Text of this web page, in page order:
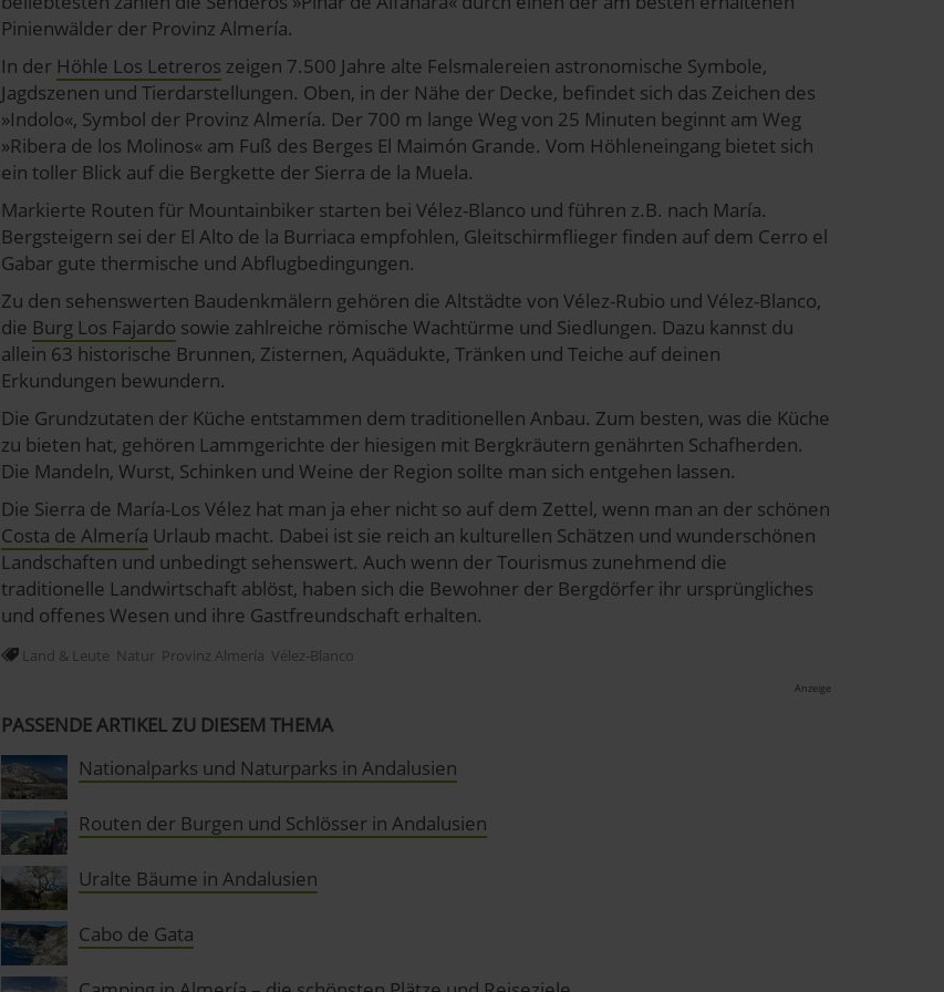
Pinienwälder der Provinz Almería.
In der Höhle Los Letreros zeigen 7.500 Jahre alte Felsmalereien astronomische Symbole,
Jagdszenen und Tierdarstellungen. Oben, in der Nähe der Decke, befindet sich das Zeichen des
»Indolo«, Symbol der Provinz Almería. Der 700 m lange Weg von 25 Minuten beginnt am Weg
»Ribera de los Molinos« am Fuß des Berges El Maimón Grande. Vom Höhleneingang bietet sich
ein toller Blick auf die Bergkette der Sierra de la Muela.
Markierte Routen für Mountainbiker starten bei Vélez-Blanco und führen z.B. nach María.
Bergsteigern sei der El Alto de la Burriaca empfohlen, Gleitschirmflieger finden auf dem Cerro el
Gabar gute thermische und Abflugbedingungen.
Zu den sehenswerten Baudenkmälern gehören die Altstädte von Vélez-Rubio und Vélez-Blanco,
die Burg Los Fajardo sowie zahlreiche römische Wachtürme und Siedlungen. Dazu kannst du
allein 63 historische Brunnen, Zisternen, Aquädukte, Tränken und Teiche auf deinen
Erkundungen bewundern.
Die Grundzutaten der Küche entstammen dem traditionellen Anbau. Zum besten, was die Küche
zu bieten hat, gehören Lammgerichte der hiesigen mit Bergkräutern genährten Schafherden.
Die Mandeln, Wurst, Schinken und Weine der Region sollte man sich entgehen lassen.
Die Sierra de María-Los Vélez hat man ja eher nicht so auf dem Zettel, wenn man an der schönen
Costa de Almería Urlaub macht. Dabei ist sie reich an kulturellen Schätzen und wunderschönen
Landschaften und unbedingt sehenswert. Auch wenn der Tourismus zunehmend die
traditionelle Landwirtschaft ablöst, haben sich die Bewohner der Bergdörfer ihr ursprüngliches
und offenes Wesen und ihre Gastfreundschaft erhalten.
Land & Leute Natur Provinz Almería Vélez-Blanco
Anzeige
PASSENDE ARTIKEL ZU DIESEM THEMA
Nationalparks und Naturparks in Andalusien
Routen der Burgen und Schlösser in Andalusien
Uralte Bäume in Andalusien
Cabo de Gata